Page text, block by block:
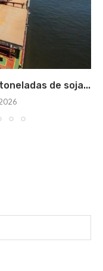
de soja...